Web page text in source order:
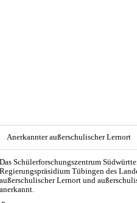
Anerkannter außerschulischer Lernort
Das Schülerforschungszentrum
Regierungspräsidium Tübingen des
außerschulischer Lernort und
anerkannt.